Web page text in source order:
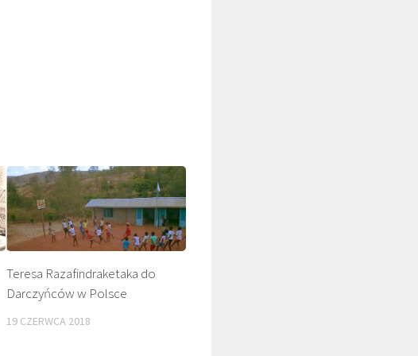
Teresa Razafindraketaka do
Darczyńców w Polsce
19 CZERWCA 2018